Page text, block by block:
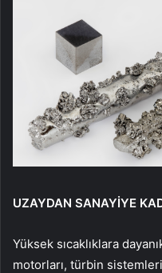
UZAYDAN SANAYİYE
Yüksek sıcaklıklara
motorları, türbin